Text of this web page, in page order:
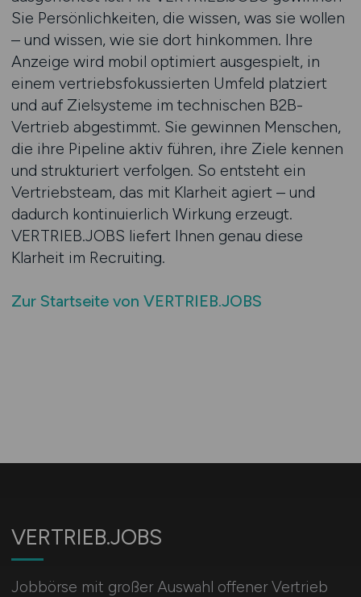
Sie Persönlichkeiten, die wissen, was sie wollen
– und wissen, wie sie dort hinkommen. Ihre
Anzeige wird mobil optimiert ausgespielt, in
einem vertriebsfokussierten Umfeld platziert
und auf Zielsysteme im technischen B2B-
Vertrieb abgestimmt. Sie gewinnen Menschen,
die ihre Pipeline aktiv führen, ihre Ziele kennen
und strukturiert verfolgen. So entsteht ein
Vertriebsteam, das mit Klarheit agiert – und
dadurch kontinuierlich Wirkung erzeugt.
VERTRIEB.JOBS liefert Ihnen genau diese
Klarheit im Recruiting.
Zur Startseite von VERTRIEB.JOBS
VERTRIEB.JOBS
Jobbörse mit großer Auswahl offener Vertrieb